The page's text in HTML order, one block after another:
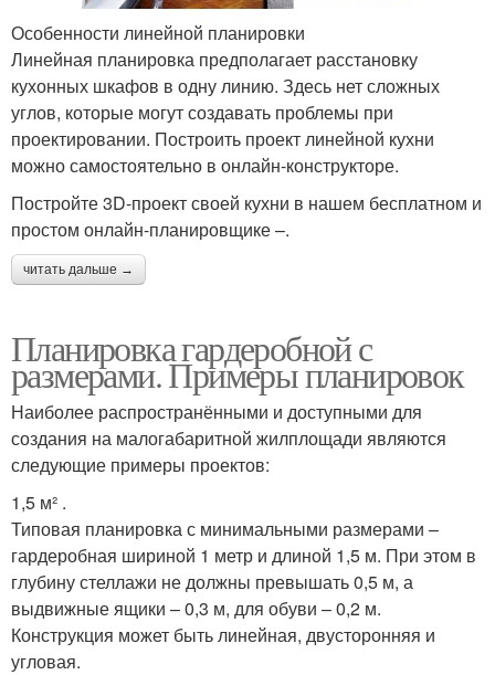
Особенности линейной планировки
Линейная планировка предполагает расстановку
кухонных шкафов в одну линию. Здесь нет сложных
углов, которые могут создавать проблемы при
проектировании. Построить проект линейной кухни
можно самостоятельно в онлайн-конструкторе.
Постройте 3D-проект своей кухни в нашем бесплатном и
простом онлайн-планировщике –.
читать дальше →
Планировка гардеробной с
размерами. Примеры планировок
Наиболее распространёнными и доступными для
создания на малогабаритной жилплощади являются
следующие примеры проектов:
1,5 м² .
Типовая планировка с минимальными размерами –
гардеробная шириной 1 метр и длиной 1,5 м. При этом в
глубину стеллажи не должны превышать 0,5 м, а
выдвижные ящики – 0,3 м, для обуви – 0,2 м.
Конструкция может быть линейная, двусторонняя и
угловая.